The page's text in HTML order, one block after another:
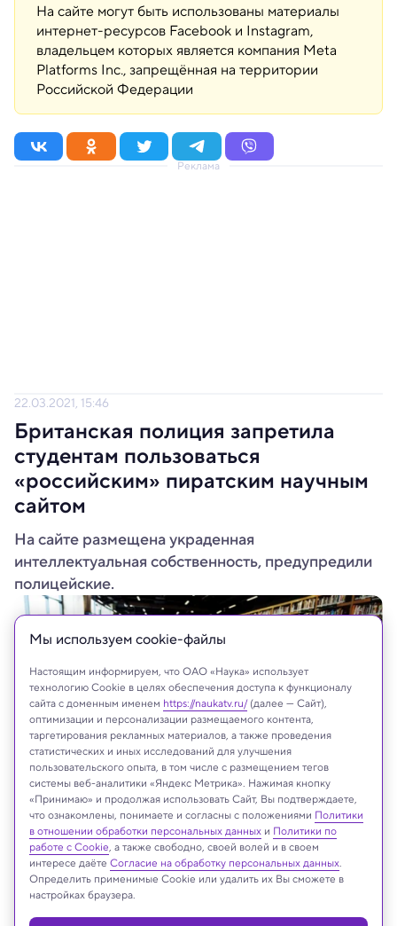
На сайте могут быть использованы материалы
интернет-ресурсов Facebook и Instagram,
владельцем которых является компания Meta
Platforms Inc., запрещённая на территории
Российской Федерации
Реклама
22.03.2021, 15:46
Британская полиция запретила
студентам пользоваться
«российским» пиратским научным
сайтом
На сайте размещена украденная
интеллектуальная собственность, предупредили
полицейские.
На сайте могут быть использованы материалы
интернет-ресурсов Facebook и Instagram,
Мы используем сookie-файлы
Настоящим информируем, что ОАО «Наука» использует
технологию Cookie в целях обеспечения доступа к функционалу
сайта с доменным именем https://naukatv.ru/(далее — Сайт),
оптимизации и персонализации размещаемого контента,
таргетирования рекламных материалов, а также проведения
статистических и иных исследований для улучшения
пользовательского опыта, в том числе с размещением тегов
системы веб-аналитики «Яндекс Метрика». Нажимая кнопку
«Принимаю» и продолжая использовать Сайт, Вы подтверждаете,
что ознакомлены, понимаете и согласны с положениями Политики
в отношении обработки персональных данных и Политики по
работе с Cookie, а также свободно, своей волей и в своем
интересе даёте Согласие на обработку персональных данных.
Определить применимые Cookie или удалить их Вы сможете в
настройках браузера.